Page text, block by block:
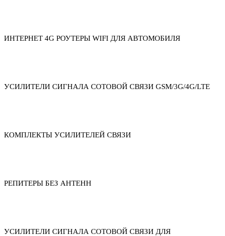
ИНТЕРНЕТ 4G РОУТЕРЫ WIFI ДЛЯ АВТОМОБИЛЯ
УСИЛИТЕЛИ СИГНАЛА СОТОВОЙ СВЯЗИ GSM/3G/4G/LTE
КОМПЛЕКТЫ УСИЛИТЕЛЕЙ СВЯЗИ
РЕПИТЕРЫ БЕЗ АНТЕНН
УСИЛИТЕЛИ СИГНАЛА СОТОВОЙ СВЯЗИ ДЛЯ